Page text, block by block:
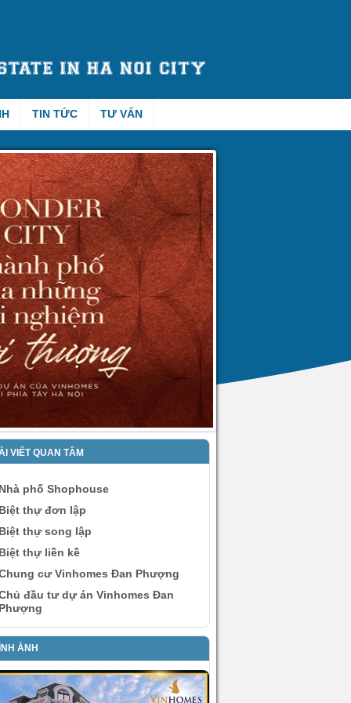
TIN TỨC TƯ VẤN
VIẾT QUAN TÂM
phố Shophouse
thự đơn lập
thự song lập
thự liền kề
cư Vinhomes Đan Phượng
đầu tư dự án Vinhomes Đan
ẢNH